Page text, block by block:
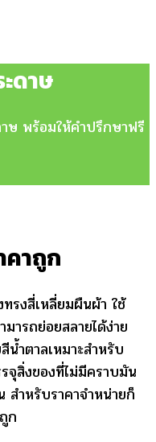
ดาษ
ษ พร้อมให้คำปรึกษาฟรี
คาถูก
รงสี่เหลี่ยมผืนผ้า ใช้
ารถย่อยสลายได้ง่าย
ำตาลเหมาะสำหรับ
สิ่งของที่ไม่มีคราบมัน
สำหรับราคาจำหน่ายก็
ก